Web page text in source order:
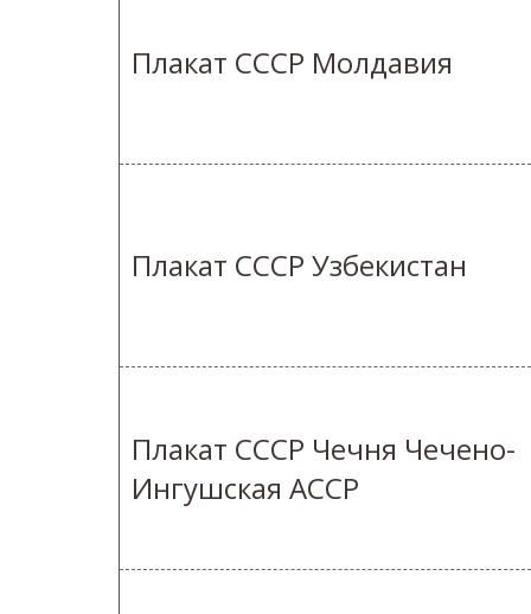
Плакат СССР Молдавия
Плакат СССР Узбекистан
Плакат СССР Чечня Чечено-
Ингушская АССР